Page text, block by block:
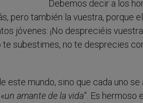
Debemos decir a los
pero también la vuestra, porque
jóvenes: ¡No despreciéis
te subestimes, no te desprecies
este mundo, sino que cada uno
un amante de la vida”. Es hermoso